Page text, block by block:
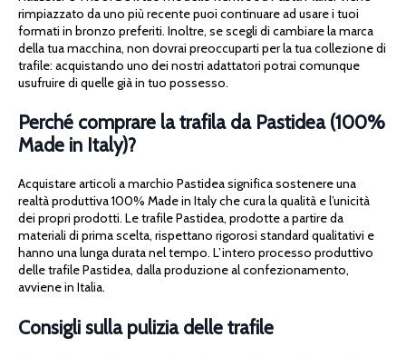
rimpiazzato da uno più recente puoi continuare ad usare i tuoi
formati in bronzo preferiti. Inoltre, se scegli di cambiare la marca
della tua macchina, non dovrai preoccuparti per la tua collezione di
trafile: acquistando uno dei nostri adattatori potrai comunque
usufruire di quelle già in tuo possesso.
Perché comprare la trafila da Pastidea (100%
Made in Italy)?
Acquistare articoli a marchio Pastidea significa sostenere una
realtà produttiva 100% Made in Italy che cura la qualità e l’unicità
dei propri prodotti. Le trafile Pastidea, prodotte a partire da
materiali di prima scelta, rispettano rigorosi standard qualitativi e
hanno una lunga durata nel tempo. L’intero processo produttivo
delle trafile Pastidea, dalla produzione al confezionamento,
avviene in Italia.
Consigli sulla pulizia delle trafile